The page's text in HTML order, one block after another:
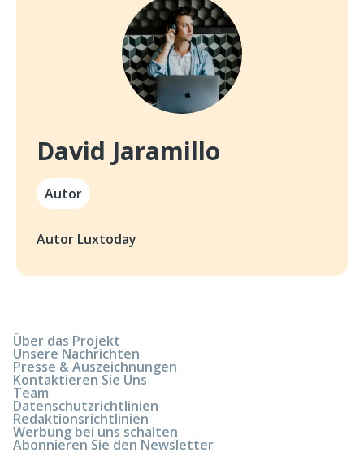
David Jaramillo
Autor
Autor Luxtoday
Über das Projekt
Unsere Nachrichten
Presse & Auszeichnungen
Kontaktieren Sie Uns
Team
Datenschutzrichtlinien
Redaktionsrichtlinien
Werbung bei uns schalten
Abonnieren Sie den Newsletter